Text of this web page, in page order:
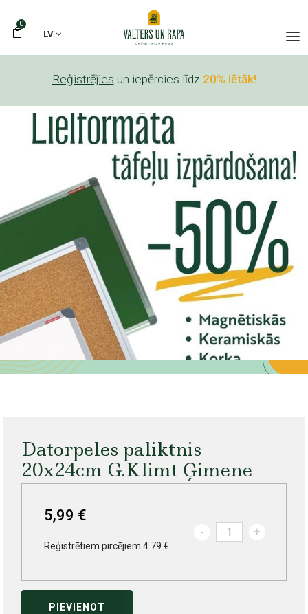
0
LV
Reģistrējies un iepērcies līdz 20% lētāk!
Datorpeles paliktnis
20x24cm G.Klimt Ģimene
5,99 €
Reģistrētiem pircējiem 4.79 €
- +
PIEVIENOT